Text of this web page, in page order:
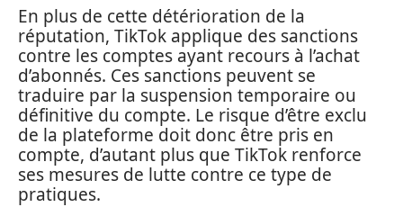
En plus de cette détérioration de la
réputation, TikTok applique des sanctions
contre les comptes ayant recours à l’achat
d’abonnés. Ces sanctions peuvent se
traduire par la suspension temporaire ou
définitive du compte. Le risque d’être exclu
de la plateforme doit donc être pris en
compte, d’autant plus que TikTok renforce
ses mesures de lutte contre ce type de
pratiques.